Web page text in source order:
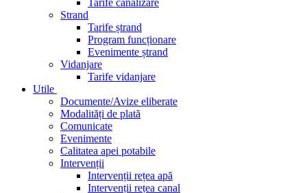
Tarife canalizare
Strand
Tarife ștrand
Program funcționare
Evenimente ștrand
Vidanjare
Tarife vidanjare
Utile
Documente/Avize eliberate
Modalități de plată
Comunicate
Evenimente
Calitatea apei potabile
Intervenții
Intervenții rețea apă
Intervenții rețea canal